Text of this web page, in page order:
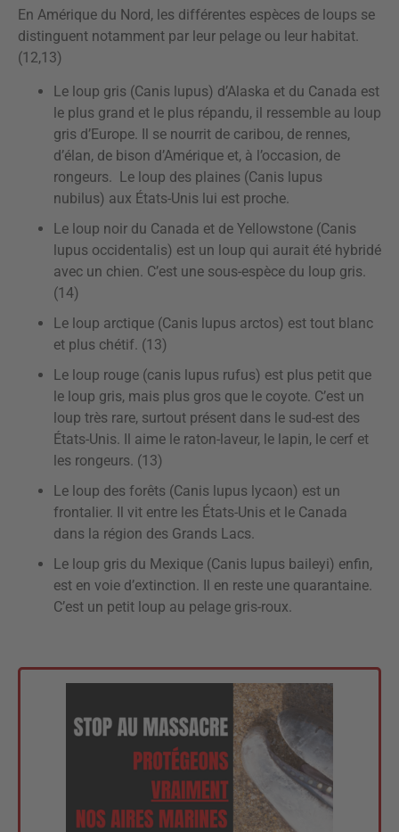
En Amérique du Nord, les différentes espèces de loups se
distinguent notamment par leur pelage ou leur habitat.
(12,13)
Le loup gris (Canis lupus) d’Alaska et du Canada est
le plus grand et le plus répandu, il ressemble au loup
gris d’Europe. Il se nourrit de caribou, de rennes,
d’élan, de bison d’Amérique et, à l’occasion, de
rongeurs. Le loup des plaines (Canis lupus
nubilus) aux États-Unis lui est proche.
Le loup noir du Canada et de Yellowstone (Canis
lupus occidentalis) est un loup qui aurait été hybridé
avec un chien. C’est une sous-espèce du loup gris.
(14)
Le loup arctique (Canis lupus arctos) est tout blanc
et plus chétif. (13)
Le loup rouge (canis lupus rufus) est plus petit que
le loup gris, mais plus gros que le coyote. C’est un
loup très rare, surtout présent dans le sud-est des
États-Unis. Il aime le raton-laveur, le lapin, le cerf et
les rongeurs. (13)
Le loup des forêts (Canis lupus lycaon) est un
frontalier. Il vit entre les États-Unis et le Canada
dans la région des Grands Lacs.
Le loup gris du Mexique (Canis lupus baileyi) enfin,
est en voie d’extinction. Il en reste une quarantaine.
C’est un petit loup au pelage gris-roux.